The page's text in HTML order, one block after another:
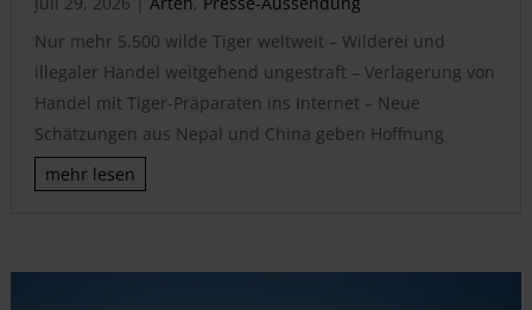
Nur mehr 5.500 wilde Tiger weltweit – Wilderei und
illegaler Handel weitgehend ungestraft – Verlagerung von
Handel mit Tiger-Präparaten ins Internet – Neue
Schätzungen aus Nepal und China geben Hoffnung
mehr lesen